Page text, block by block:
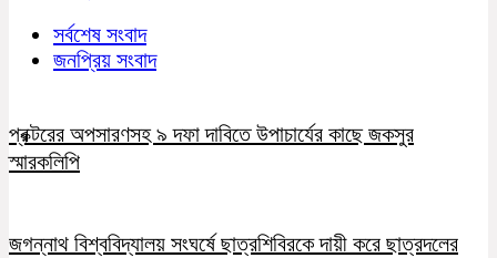
সর্বশেষ সংবাদ
জনপ্রিয় সংবাদ
প্রক্টরের অপসারণসহ ৯ দফা দাবিতে উপাচার্যের কাছে জকসুর
স্মারকলিপি
জগন্নাথ বিশ্ববিদ্যালয় সংঘর্ষে ছাত্রশিবিরকে দায়ী করে ছাত্রদলের